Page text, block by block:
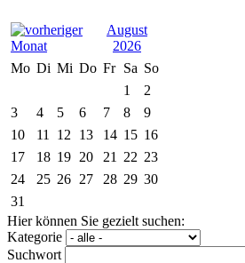
August
2026
Mo Di Mi Do Fr Sa So
1
2
3
4 5 6 7 8
9
10
11 12 13 14 15 16
17
18 19 20 21 22 23
24
25 26 27 28 29 30
31
Hier können Sie gezielt suchen:
Kategorie
Suchwort